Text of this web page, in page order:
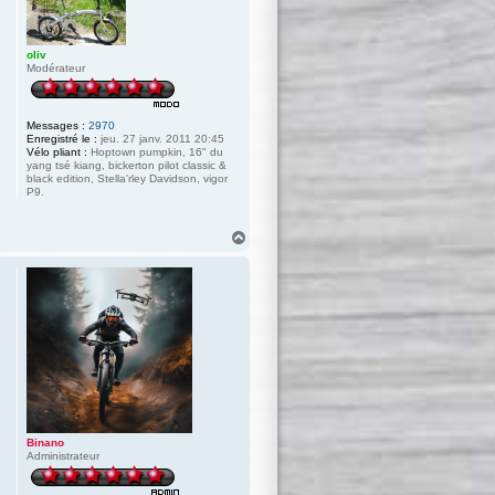
oliv
Modérateur
Messages : 2970
Enregistré le : jeu. 27 janv. 2011 20:45
Vélo pliant : Hoptown pumpkin, 16" du
yang tsé kiang, bickerton pilot classic &
black edition, Stella'rley Davidson, vigor
P9.
Binano
Administrateur